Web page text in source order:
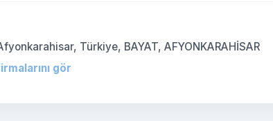
Türkiye, BAYAT, AFYONKARAHİSAR
gör